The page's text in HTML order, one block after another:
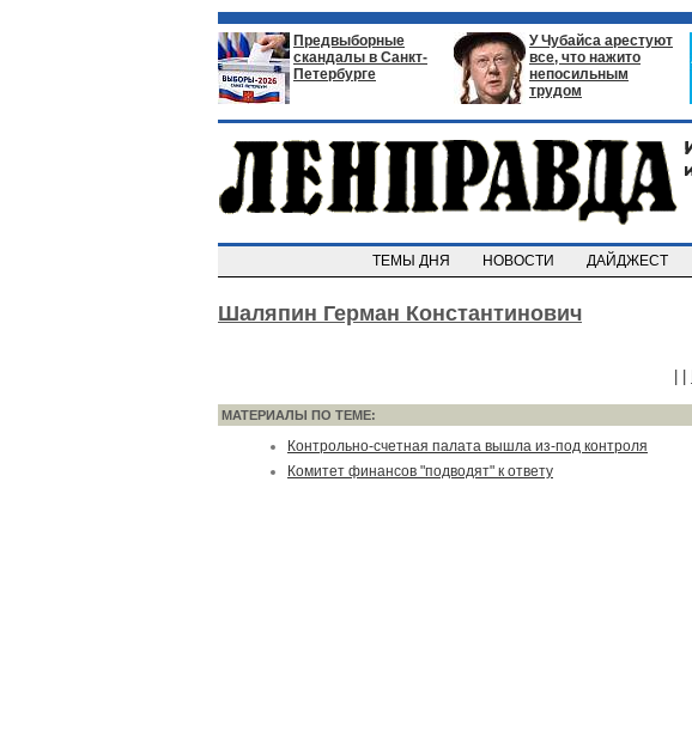
Предвыборные
скандалы в Санкт-
Петербурге
У Чубайса арестуют
все, что нажито
непосильным
трудом
ТЕМЫ ДНЯ НОВОСТИ ДАЙДЖЕСТ
Шаляпин Герман Константинович
МАТЕРИАЛЫ ПО ТЕМЕ:
Контрольно-счетная палата вышла из-под контроля
Комитет финансов "подводят" к ответу